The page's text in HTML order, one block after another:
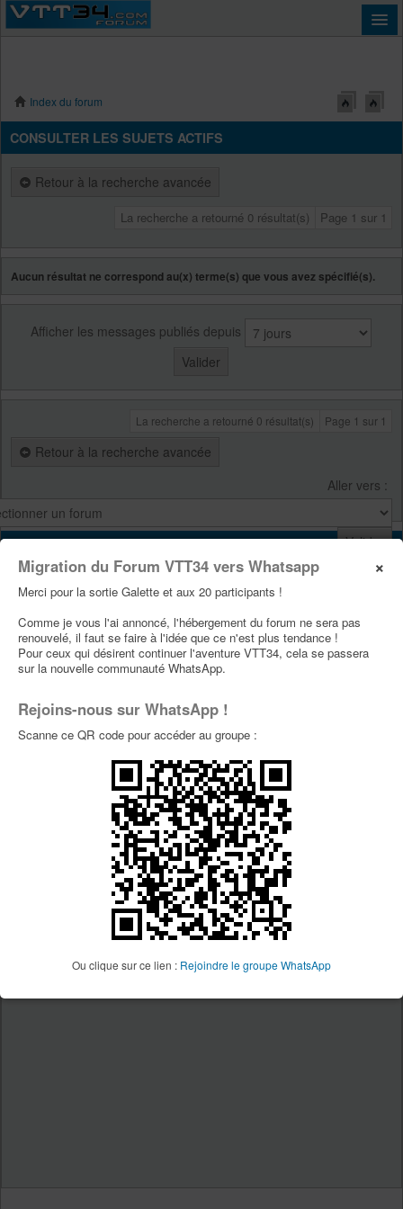
×
Migration du Forum VTT34 vers Whatsapp
Merci pour la sortie Galette et aux 20 participants !
Comme je vous l'ai annoncé, l'hébergement du forum ne sera pas
renouvelé, il faut se faire à l'idée que ce n'est plus tendance !
Pour ceux qui désirent continuer l'aventure VTT34, cela se passera
sur la nouvelle communauté WhatsApp.
Rejoins-nous sur WhatsApp !
Scanne ce QR code pour accéder au groupe :
Ou clique sur ce lien : Rejoindre le groupe WhatsApp
Index du forum
CONSULTER LES SUJETS ACTIFS
Retour à la recherche avancée
La recherche a retourné 0 résultat(s) Page 1 sur 1
Aucun résultat ne correspond au(x) terme(s) que vous avez spécifié(s).
Afficher les messages publiés depuis
La recherche a retourné 0 résultat(s) Page 1 sur 1
Retour à la recherche avancée
Aller vers :
Site Vtt34
Page Facebook Vtt34
Page Youtube Vtt34